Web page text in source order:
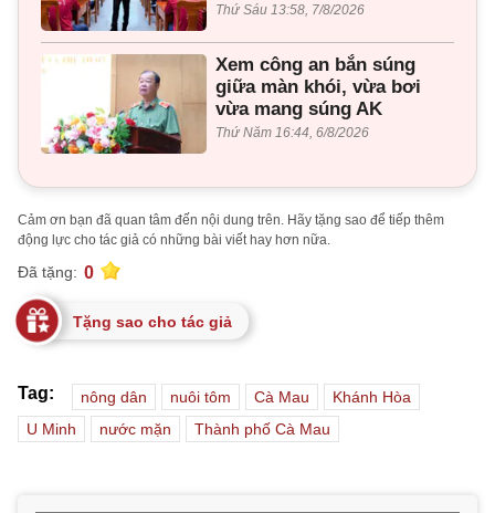
Thứ Sáu 13:58, 7/8/2026
Xem công an bắn súng
giữa màn khói, vừa bơi
vừa mang súng AK
Thứ Năm 16:44, 6/8/2026
Cảm ơn bạn đã quan tâm đến nội dung trên. Hãy tặng sao để tiếp thêm
động lực cho tác giả có những bài viết hay hơn nữa.
Đã tặng: 0
Tặng sao cho tác giả
Tag: nông dân nuôi tôm Cà Mau
Khánh Hòa
U Minh
nước mặn Thành phố Cà Mau